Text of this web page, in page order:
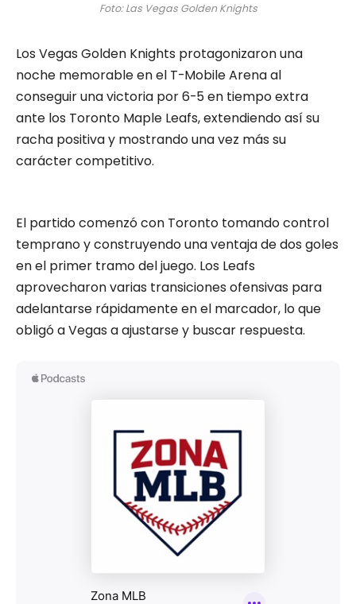
Foto: Las Vegas Golden Knights
Los Vegas Golden Knights protagonizaron una
noche memorable en el T-Mobile Arena al
conseguir una victoria por 6-5 en tiempo extra
ante los Toronto Maple Leafs, extendiendo así su
racha positiva y mostrando una vez más su
carácter competitivo.
El partido comenzó con Toronto tomando control
temprano y construyendo una ventaja de dos goles
en el primer tramo del juego. Los Leafs
aprovecharon varias transiciones ofensivas para
adelantarse rápidamente en el marcador, lo que
obligó a Vegas a ajustarse y buscar respuesta.